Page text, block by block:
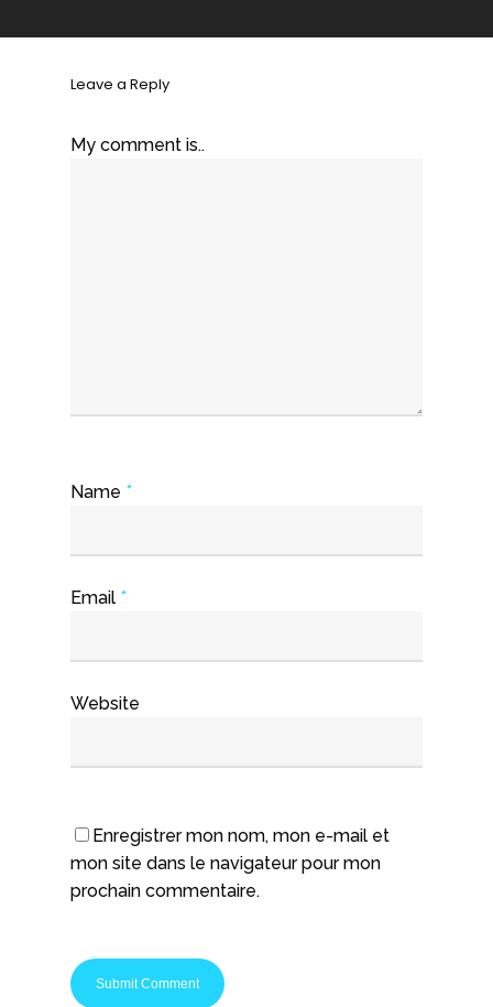
Leave a Reply
My comment is..
Name *
Email *
Website
Enregistrer mon nom, mon e-mail et
mon site dans le navigateur pour mon
prochain commentaire.